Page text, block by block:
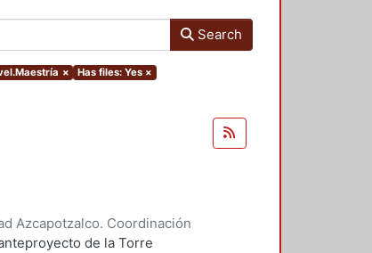
Search
× Has files: Yes ×
Azcapotzalco. Coordinación
Heribertode la Torre